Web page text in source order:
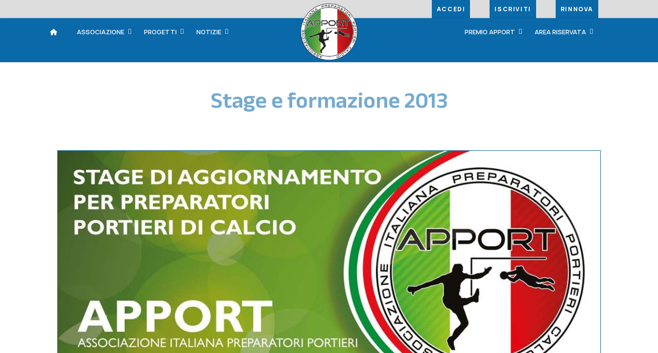
ACCEDI ISCRIVITI RINNOVA
ASSOCIAZIONE PROGETTI NOTIZIE PREMIO APPORT AREA RISERVATA
Stage e formazione 2013